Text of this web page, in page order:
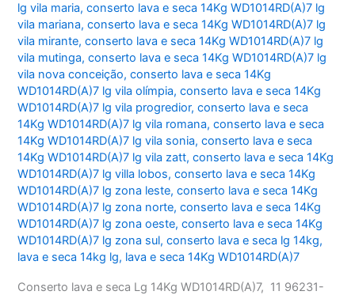
lg vila maria,conserto lava e seca 14Kg WD1014RD(A)7 lg
vila mariana,conserto lava e seca 14Kg WD1014RD(A)7 lg
vila mirante,conserto lava e seca 14Kg WD1014RD(A)7 lg
vila mutinga,conserto lava e seca 14Kg WD1014RD(A)7 lg
vila nova conceição,conserto lava e seca 14Kg
WD1014RD(A)7 lg vila olímpia,conserto lava e seca 14Kg
WD1014RD(A)7 lg vila progredior,conserto lava e seca
14Kg WD1014RD(A)7 lg vila romana,conserto lava e seca
14Kg WD1014RD(A)7 lg vila sonia,conserto lava e seca
14Kg WD1014RD(A)7 lg vila zatt,conserto lava e seca 14Kg
WD1014RD(A)7 lg villa lobos,conserto lava e seca 14Kg
WD1014RD(A)7 lg zona leste,conserto lava e seca 14Kg
WD1014RD(A)7 lg zona norte,conserto lava e seca 14Kg
WD1014RD(A)7 lg zona oeste,conserto lava e seca 14Kg
WD1014RD(A)7 lg zona sul,conserto lava e seca lg 14kg,
lava e seca 14kg lg, lava e seca 14Kg WD1014RD(A)7
Conserto lava e seca Lg 14Kg WD1014RD(A)7, 11 96231-